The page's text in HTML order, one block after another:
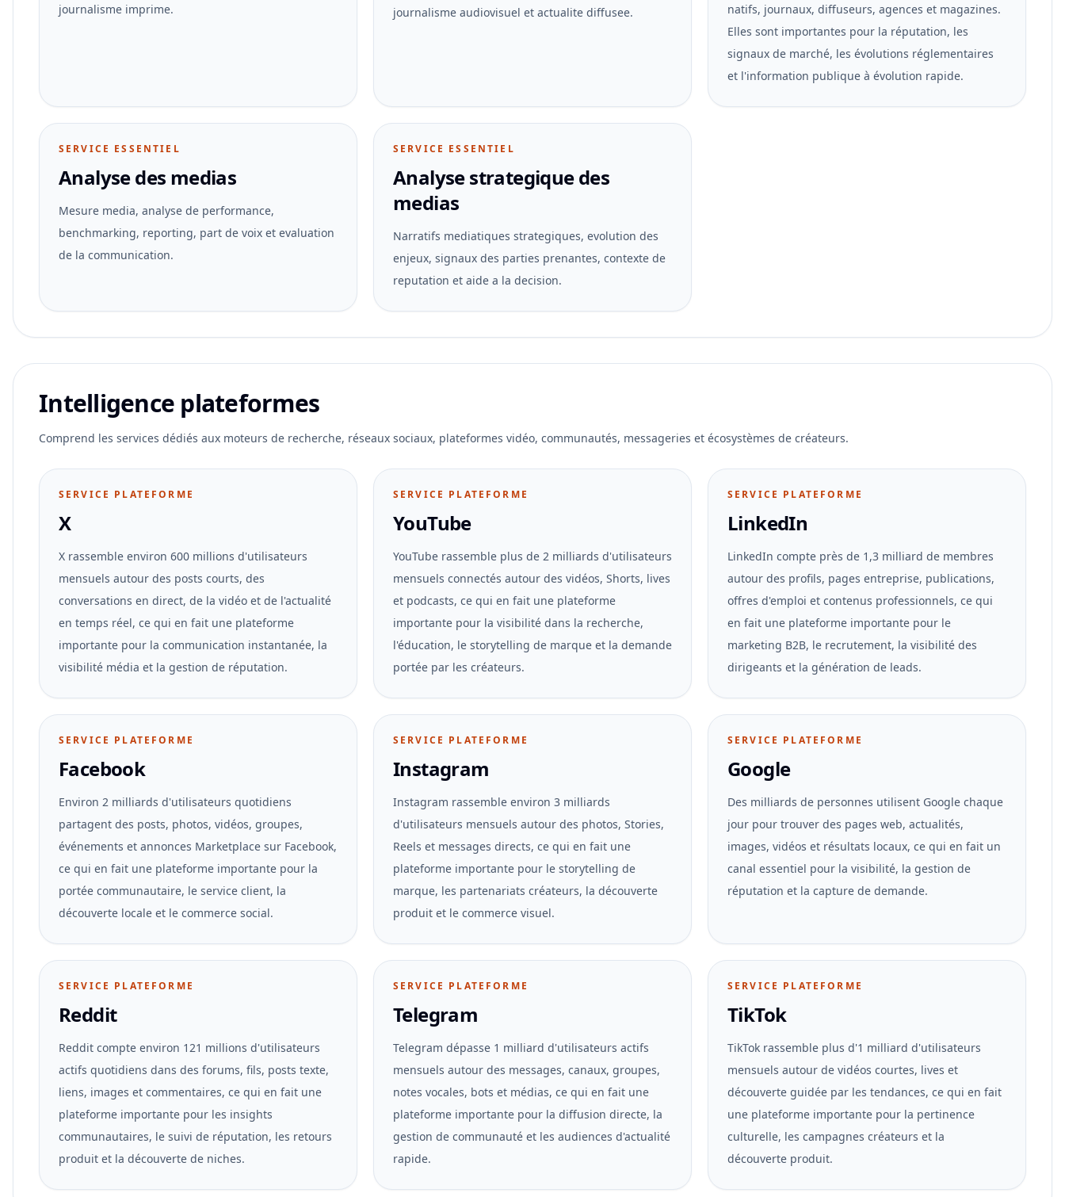
journalisme imprime.
journalisme audiovisuel et actualite diffusee.
natifs, journaux, diffuseurs, agences et magazines.
Elles sont importantes pour la réputation, les
signaux de marché, les évolutions réglementaires
et l'information publique à évolution rapide.
SERVICE ESSENTIEL
Analyse des medias
Mesure media, analyse de performance,
benchmarking, reporting, part de voix et evaluation
de la communication.
SERVICE ESSENTIEL
Analyse strategique des
medias
Narratifs mediatiques strategiques, evolution des
enjeux, signaux des parties prenantes, contexte de
reputation et aide a la decision.
Intelligence plateformes
Comprend les services dédiés aux moteurs de recherche, réseaux sociaux, plateformes vidéo, communautés, messageries et écosystèmes de créateurs.
SERVICE PLATEFORME
X
X rassemble environ 600 millions d'utilisateurs
mensuels autour des posts courts, des
conversations en direct, de la vidéo et de l'actualité
en temps réel, ce qui en fait une plateforme
importante pour la communication instantanée, la
visibilité média et la gestion de réputation.
SERVICE PLATEFORME
YouTube
YouTube rassemble plus de 2 milliards d'utilisateurs
mensuels connectés autour des vidéos, Shorts, lives
et podcasts, ce qui en fait une plateforme
importante pour la visibilité dans la recherche,
l'éducation, le storytelling de marque et la demande
portée par les créateurs.
SERVICE PLATEFORME
LinkedIn
LinkedIn compte près de 1,3 milliard de membres
autour des profils, pages entreprise, publications,
offres d'emploi et contenus professionnels, ce qui
en fait une plateforme importante pour le
marketing B2B, le recrutement, la visibilité des
dirigeants et la génération de leads.
SERVICE PLATEFORME
Facebook
Environ 2 milliards d'utilisateurs quotidiens
partagent des posts, photos, vidéos, groupes,
événements et annonces Marketplace sur Facebook,
ce qui en fait une plateforme importante pour la
portée communautaire, le service client, la
découverte locale et le commerce social.
SERVICE PLATEFORME
Instagram
Instagram rassemble environ 3 milliards
d'utilisateurs mensuels autour des photos, Stories,
Reels et messages directs, ce qui en fait une
plateforme importante pour le storytelling de
marque, les partenariats créateurs, la découverte
produit et le commerce visuel.
SERVICE PLATEFORME
Google
Des milliards de personnes utilisent Google chaque
jour pour trouver des pages web, actualités,
images, vidéos et résultats locaux, ce qui en fait un
canal essentiel pour la visibilité, la gestion de
réputation et la capture de demande.
SERVICE PLATEFORME
Reddit
Reddit compte environ 121 millions d'utilisateurs
actifs quotidiens dans des forums, fils, posts texte,
liens, images et commentaires, ce qui en fait une
plateforme importante pour les insights
communautaires, le suivi de réputation, les retours
produit et la découverte de niches.
SERVICE PLATEFORME
Telegram
Telegram dépasse 1 milliard d'utilisateurs actifs
mensuels autour des messages, canaux, groupes,
notes vocales, bots et médias, ce qui en fait une
plateforme importante pour la diffusion directe, la
gestion de communauté et les audiences d'actualité
rapide.
SERVICE PLATEFORME
TikTok
TikTok rassemble plus d'1 milliard d'utilisateurs
mensuels autour de vidéos courtes, lives et
découverte guidée par les tendances, ce qui en fait
une plateforme importante pour la pertinence
culturelle, les campagnes créateurs et la
découverte produit.